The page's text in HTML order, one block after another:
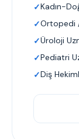
Kadın-
Ortopedi
Üroloji
Pediatri
Diş